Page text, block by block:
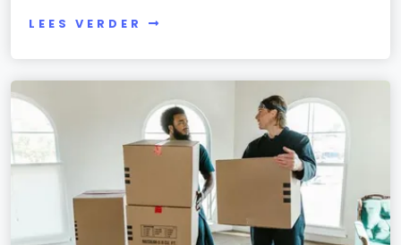
LEES VERDER